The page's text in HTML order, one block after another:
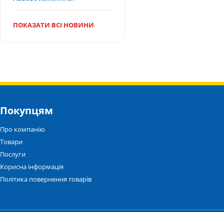
ПОКАЗАТИ ВСІ НОВИНИ
Покупцям
Про компанію
Товари
Послуги
Корисна інформація
Політика повернення товарів